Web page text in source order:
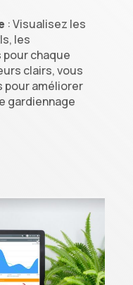
: Visualisez les
les
chaque
clairs, vous
pour améliorer
gardiennage